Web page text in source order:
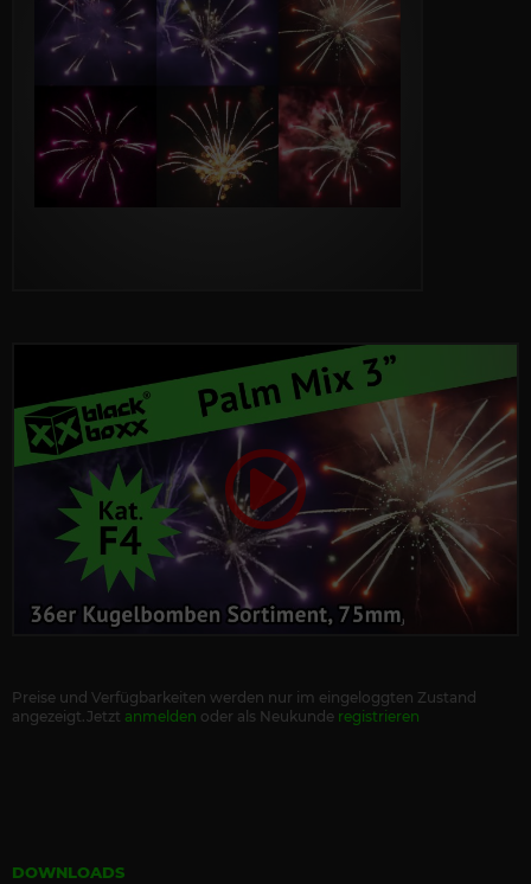
Preise und Verfügbarkeiten werden nur im eingeloggten Zustand
angezeigt.Jetzt anmelden oder als Neukunde registrieren
DOWNLOADS